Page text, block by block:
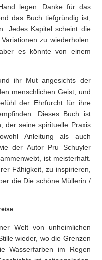
legen. Danke für das
das Buch tiefgründig ist,
Jedes Kapitel scheint die
zu wiederholen.
es könnte von einem
ihr Mut angesichts der
menschlichen Geist, und
der Ehrfurcht für ihre
Dieses Buch ist
der seine spirituelle Praxis
Anleitung als auch
der Autor Pru Schuyler
ist meisterhaft.
Fähigkeit, zu inspirieren,
die Die schöne Müllerin /
Welt von unheimlichen
wieder, wo die Grenzen
Wasserfarben im Regen